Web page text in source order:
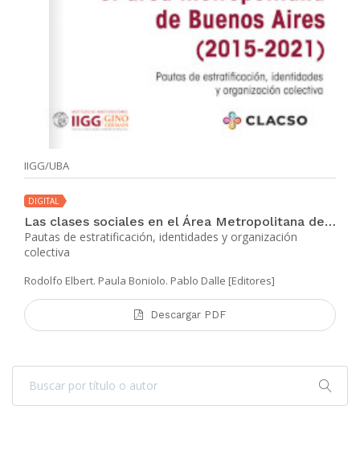
IIGG/UBA
DIGITAL
Las clases sociales en el Área Metropolitana de Buenos Aires, 2015-2021
Pautas de estratificación, identidades y organización
colectiva
Rodolfo Elbert. Paula Boniolo. Pablo Dalle [Editores]
Descargar PDF